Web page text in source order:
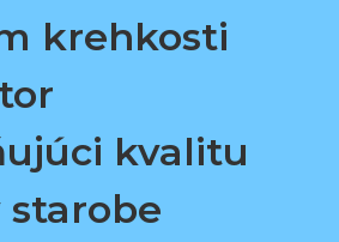
krehkosti
kvalitu
starobe